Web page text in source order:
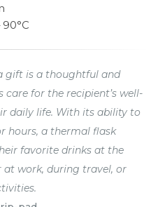
gift is a thoughtful and
for the recipient’s well-
daily life. With its ability to
hours, a thermal flask
favorite drinks at the
work, during travel, or